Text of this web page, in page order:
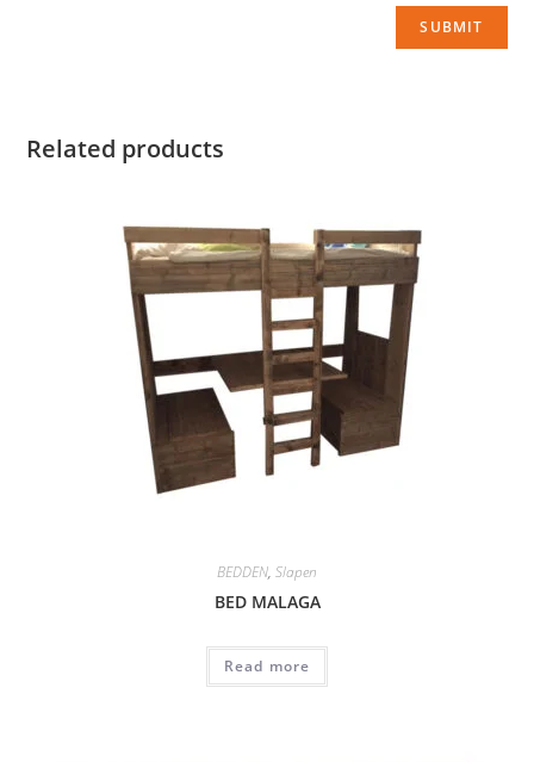
Related products
BEDDEN, Slapen
BED MALAGA
Read more